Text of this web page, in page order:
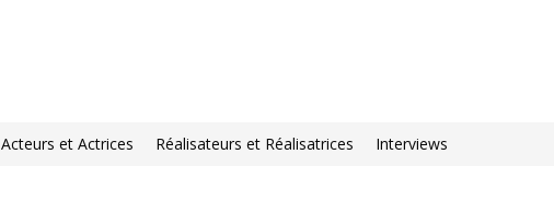
Acteurs et Actrices Réalisateurs et Réalisatrices Interviews